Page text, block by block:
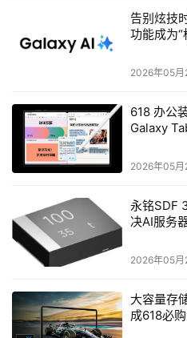
：计算单
连接，数据按程序逻辑在
结果直接作为后一单元的
计算单元的空间排布会相
保数据按正确路径流转。
配套的“effcc Compiler”编译
确保数据按序处理。即使是包
while循环），也能通过架构
破解决了多数数据流架构无法
在典型嵌入式任务中（如传感
告别炫技
功能成为“
2026年05
618 办公
Galaxy
2026年05
永铭SDF
决AI服务
2026年05
大容量存
成618必